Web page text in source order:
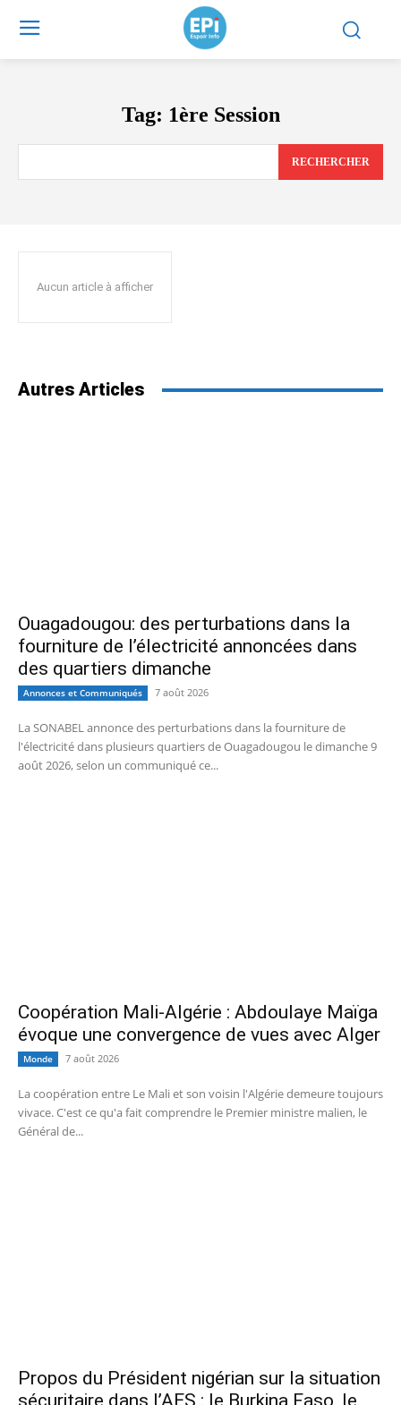
Tag: 1ère Session
RECHERCHER
Aucun article à afficher
Autres Articles
Ouagadougou: des perturbations dans la
fourniture de l’électricité annoncées dans
des quartiers dimanche
Annonces et Communiqués 7 août 2026
La SONABEL annonce des perturbations dans la fourniture de
l'électricité dans plusieurs quartiers de Ouagadougou le dimanche 9
août 2026, selon un communiqué ce...
Coopération Mali-Algérie : Abdoulaye Maïga
évoque une convergence de vues avec Alger
Monde 7 août 2026
La coopération entre Le Mali et son voisin l'Algérie demeure toujours
vivace. C'est ce qu'a fait comprendre le Premier ministre malien, le
Général de...
Propos du Président nigérian sur la situation